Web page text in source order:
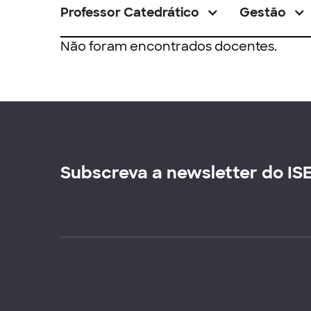
Professor Catedrático Gestão
Não foram encontrados docentes.
Subscreva a newsletter do